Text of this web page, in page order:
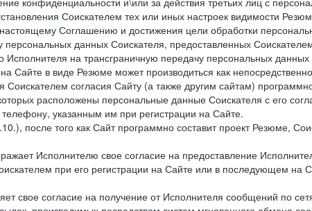
Соискателем тех или иных настроек видимости
Соглашению и достижения цели обработки
персональных данных Соискателя, предоставленных
Исполнителя на трансграничную передачу персональных
Сайте в виде Резюме может производиться как
Соискателем согласия Сайту (а также другим сайтам)
расположены персональные данные Соискателя с его
указанным им при регистрации на Сайте.
после того как Сайт программно составит проект Резюме,
Исполнителю свое согласие на предоставление
при его регистрации на Сайте или в последующем на
свое согласие на получение от Исполнителя сообщений по